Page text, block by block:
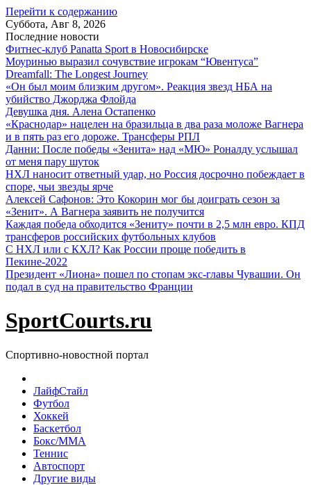
Перейти к содержанию
Суббота, Авг 8, 2026
Последние новости
Фитнес-клуб Panatta Sport в Новосибирске
Моуринью выразил сочувствие игрокам “Ювентуса”
Dreamfall: The Longest Journey
«Он был моим близким другом». Реакция звезд НБА на
убийство Джорджа Флойда
Девушка дня. Алена Остапенко
«Краснодар» нацелен на бразильца в два раза моложе Вагнера
и в пять раз его дороже. Трансферы РПЛ
Данни: После победы «Зенита» над «МЮ» Роналду услышал
от меня пару шуток
НХЛ наносит ответный удар, но Россия досрочно побеждает в
споре, чьи звезды ярче
Алексей Сафонов: Это Кокорин мог бы доиграть сезон за
«Зенит». А Вагнера заявить не получится
Каждая победа обходится «Зениту» почти в 2,5 млн евро. КПД
трансферов российских футбольных клубов
С НХЛ или с КХЛ? Как России проще победить в
Пекине-2022
Президент «Лиона» пошел по стопам экс-главы Чувашии. Он
подал в суд на правительство Франции
SportCourts.ru
Спортивно-новостной портал
ЛайфСтайл
Футбол
Хоккей
Баскетбол
Бокс/MMA
Теннис
Автоспорт
Другие виды